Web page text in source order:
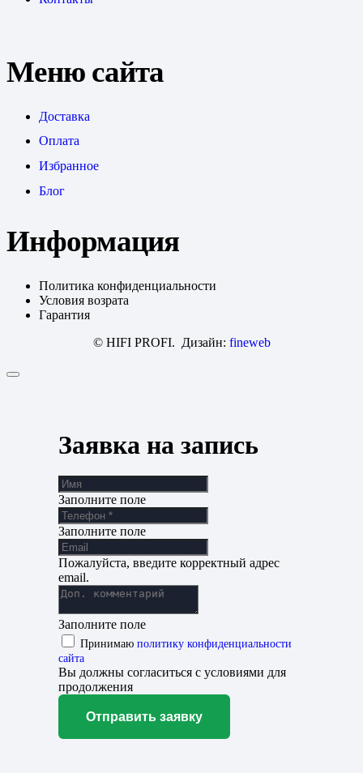
Меню сайта
Доставка
Оплата
Избранное
Блог
Информация
Политика конфиденциальности
Условия возрата
Гарантия
© HIFI PROFI. Дизайн: fineweb
Заявка на запись
Заполните поле
Заполните поле
Пожалуйста, введите корректный адрес
email.
Заполните поле
Принимаю политику конфиденциальности
сайта
Вы должны согласиться с условиями для
продолжения
Отправить заявку